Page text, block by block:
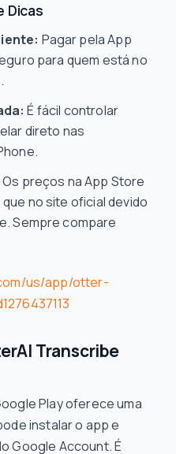
Dicas
Pagar pela App
para quem está no
É fácil controlar
direto nas
Os preços na App Store
no site oficial devido
Sempre compare
us/app/otter-
Transcribe
Play oferece uma
instalar o app e
Google Account. É